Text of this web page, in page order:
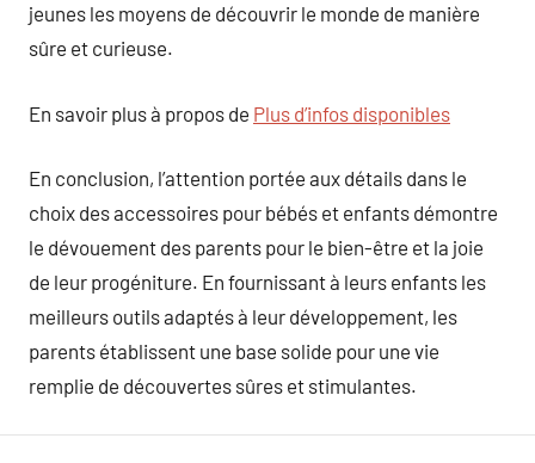
jeunes les moyens de découvrir le monde de manière
sûre et curieuse.
En savoir plus à propos de Plus d’infos disponibles
En conclusion, l’attention portée aux détails dans le
choix des accessoires pour bébés et enfants démontre
le dévouement des parents pour le bien-être et la joie
de leur progéniture. En fournissant à leurs enfants les
meilleurs outils adaptés à leur développement, les
parents établissent une base solide pour une vie
remplie de découvertes sûres et stimulantes.